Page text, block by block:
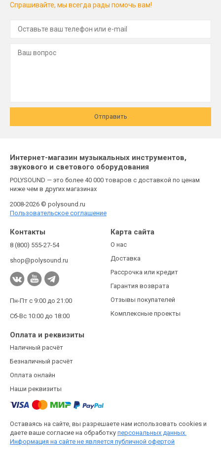
Спрашивайте, мы всегда рады помочь вам!
Отправить
Интернет-магазин музыкальных инструментов,
звукового и светового оборудования
POLYSOUND — это более 40 000 товаров с доставкой по ценам
ниже чем в других магазинах
2008-2026 © polysound.ru
Пользовательское соглашение
Контакты
8 (800) 555-27-54
shop@polysound.ru
Пн-Пт с 9:00 до 21:00
Сб-Вс 10:00 до 18:00
Карта сайта
О нас
Доставка
Рассрочка или кредит
Гарантия возврата
Отзывы покупателей
Комплексные проекты
Оплата и реквизиты
Наличный расчёт
Безналичный расчёт
Оплата онлайн
Наши реквизиты
Оставаясь на сайте, вы разрешаете нам использовать cookies и
даете ваше согласие на обработку персональных данных.
Информация на сайте не является публичной офертой